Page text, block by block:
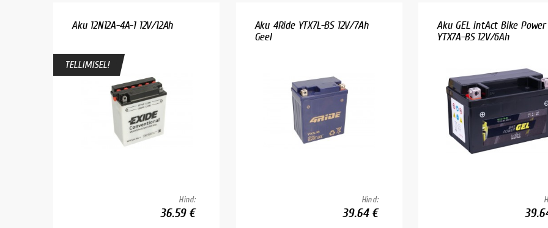
Aku 12N12A-4A-1 12V/12Ah
TELLIMISEL!
Hind:
36.59 €
Aku 4Ride YTX7L-BS 12V/7Ah
Geel
Hind:
39.64 €
Aku GEL intAct Bike Power
YTX7A-BS 12V/6Ah